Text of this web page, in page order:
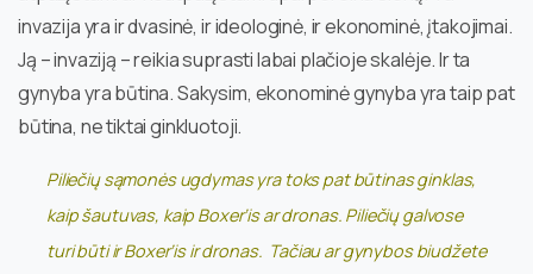
invazija yra ir dvasinė, ir ideologinė, ir ekonominė, įtakojimai.
Ją – invaziją – reikia suprasti labai plačioje skalėje. Ir ta
gynyba yra būtina. Sakysim, ekonominė gynyba yra taip pat
būtina, ne tiktai ginkluotoji.
Piliečių sąmonės ugdymas yra toks pat būtinas ginklas,
kaip šautuvas, kaip Boxer‘is ar dronas. Piliečių galvose
turi būti ir Boxer‘is ir dronas. Tačiau ar gynybos biudžete